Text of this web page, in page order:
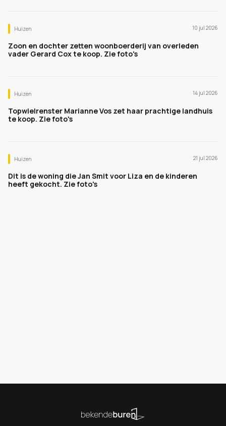
Huizen 10 jul 2026
Zoon en dochter zetten woonboerderij van overleden
vader Gerard Cox te koop. Zie foto's
Huizen 14 jul 2026
Topwielrenster Marianne Vos zet haar prachtige landhuis
te koop. Zie foto's
Huizen 21 jul 2026
Dit is de woning die Jan Smit voor Liza en de kinderen
heeft gekocht. Zie foto's